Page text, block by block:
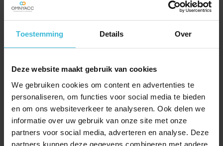
Toestemming Details Over
Deze website maakt gebruik van cookies
We gebruiken cookies om content en advertenties te
personaliseren, om functies voor social media te bieden
en om ons websiteverkeer te analyseren. Ook delen we
informatie over uw gebruik van onze site met onze
partners voor social media, adverteren en analyse. Deze
partners kunnen deze gegevens combineren met andere